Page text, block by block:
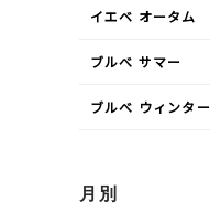
イエベ オータム
ブルべ サマー
ブルべ ウィンター
月別